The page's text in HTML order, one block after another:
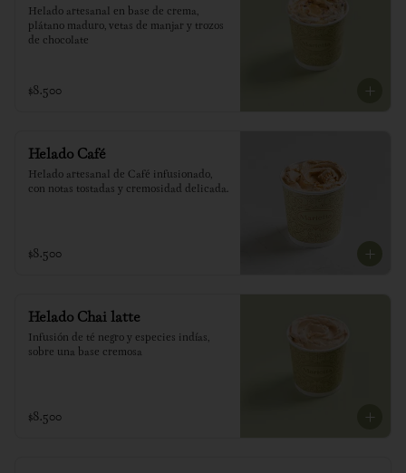
Helado artesanal en base de crema,
plátano maduro, vetas de manjar y trozos
de chocolate
$8.500
Helado Café
Helado artesanal de Café infusionado,
con notas tostadas y cremosidad delicada.
$8.500
Helado Chai latte
Infusión de té negro y especies indías,
sobre una base cremosa
$8.500